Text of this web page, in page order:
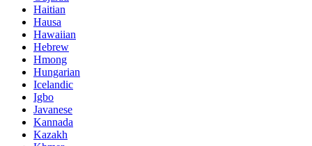
Haitian
Hausa
Hawaiian
Hebrew
Hmong
Hungarian
Icelandic
Igbo
Javanese
Kannada
Kazakh